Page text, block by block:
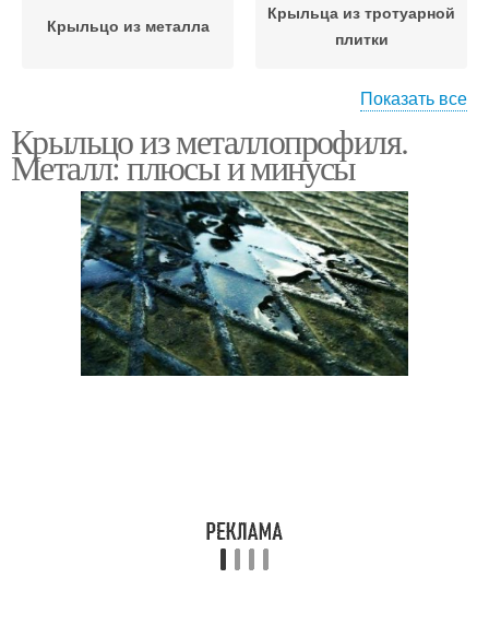
Крыльцо из металла
Крыльца из тротуарной
плитки
Полукруглое крыльцо Крыльца из дерева
Крыльцо к дому
Показать все
Крыльцо из металлопрофиля.
Металл: плюсы и минусы